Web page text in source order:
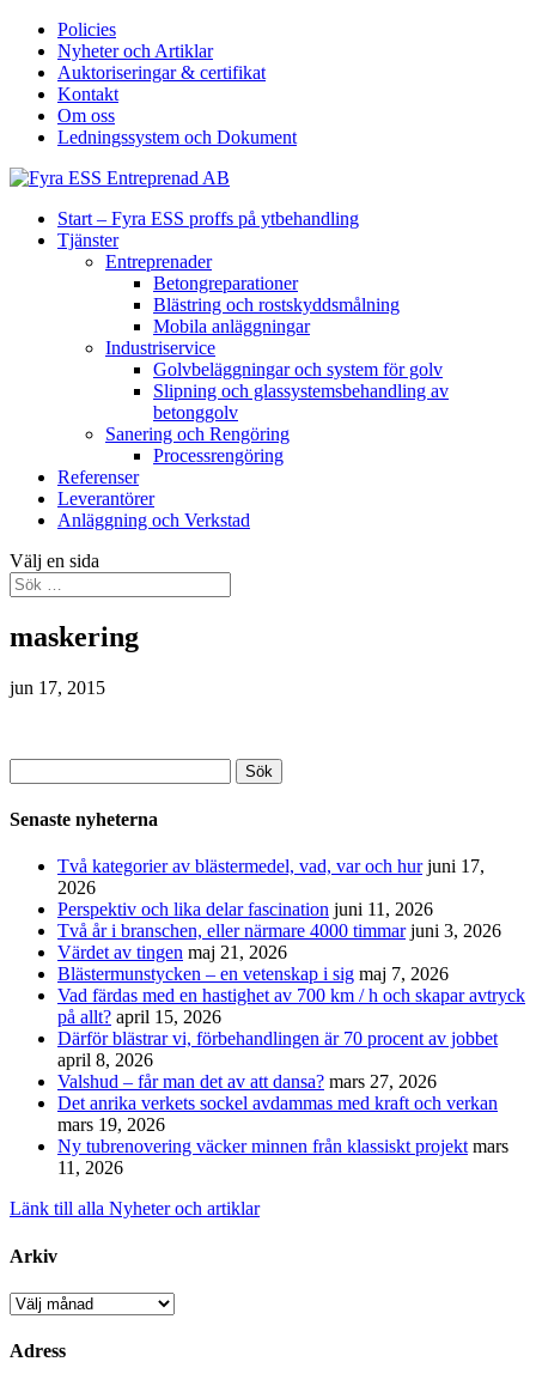
Policies
Nyheter och Artiklar
Auktoriseringar & certifikat
Kontakt
Om oss
Ledningssystem och Dokument
Start – Fyra ESS proffs på ytbehandling
Tjänster
Entreprenader
Betongreparationer
Blästring och rostskyddsmålning
Mobila anläggningar
Industriservice
Golvbeläggningar och system för golv
Slipning och glassystemsbehandling av
betonggolv
Sanering och Rengöring
Processrengöring
Referenser
Leverantörer
Anläggning och Verkstad
Välj en sida
maskering
jun 17, 2015
efter:
Senaste nyheterna
Två kategorier av blästermedel, vad, var och hur juni 17,
2026
Perspektiv och lika delar fascination juni 11, 2026
Två år i branschen, eller närmare 4000 timmar juni 3, 2026
Värdet av tingen maj 21, 2026
Blästermunstycken – en vetenskap i sig maj 7, 2026
Vad färdas med en hastighet av 700 km / h och skapar avtryck
på allt? april 15, 2026
Därför blästrar vi, förbehandlingen är 70 procent av jobbet
april 8, 2026
Valshud – får man det av att dansa? mars 27, 2026
Det anrika verkets sockel avdammas med kraft och verkan
mars 19, 2026
Ny tubrenovering väcker minnen från klassiskt projekt mars
11, 2026
Länk till alla Nyheter och artiklar
Arkiv
Arkiv
Adress